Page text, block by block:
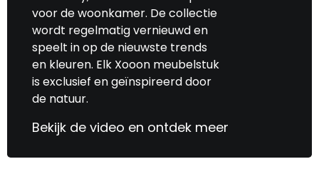
voor de woonkamer. De collectie
wordt regelmatig vernieuwd en
speelt in op de nieuwste trends
en kleuren. Elk Xooon meubelstuk
is exclusief en geïnspireerd door
de natuur.
Bekijk de video en ontdek meer